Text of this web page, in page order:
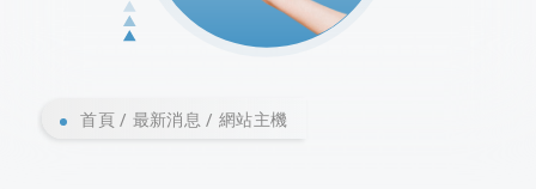
首頁 最新消息 網站主機